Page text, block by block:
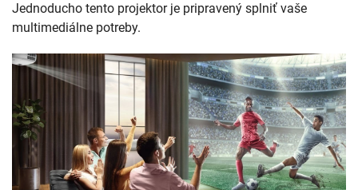
Jednoducho tento projektor je pripravený splniť vaše
multimediálne potreby.